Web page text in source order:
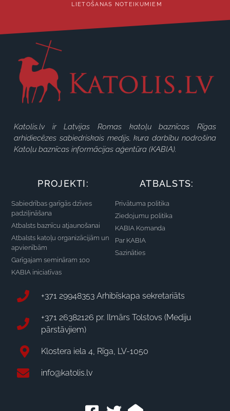
LIETOŠANAS NOTEIKUMIEM
Katolis.lv ir Latvijas Romas katoļu baznīcas Rīgas
arhidiecēzes sabiedriskais medijs, kura darbību nodrošina
Katoļu baznīcas informācijas aģentūra (KABIA).
PROJEKTI:
Sabiedrības garīgās dzīves
padziļināšana
Atbalsts baznīcu atjaunošanai
Atbalsts katoļu organizācijām un
apvienībām
Garīgajam semināram 100
KABIA iniciatīvas
ATBALSTS:
Privātuma politika
Ziedojumu politika
KABIA Komanda
Par KABIA
Sazināties
+371 29948353 Arhibīskapa sekretariāts
+371 26382126 pr. Ilmārs Tolstovs (Mediju
pārstāvjiem)
Klostera iela 4, Rīga, LV-1050
info@katolis.lv